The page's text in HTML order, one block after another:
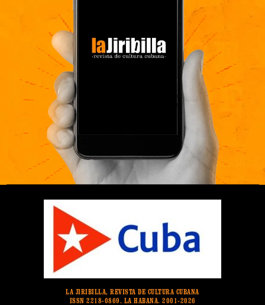
LA JIRIBILLA, REVISTA DE CULTURA CUBANA
ISSN 2218-0869. LA HABANA. 2001-2026